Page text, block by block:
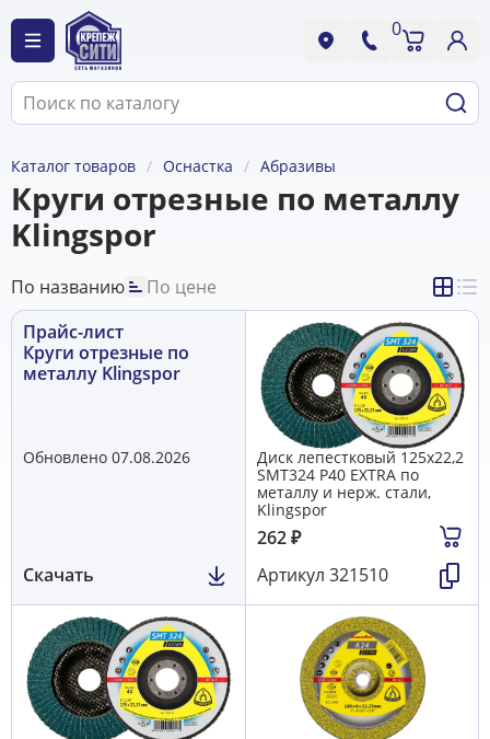
0
Каталог товаров Оснастка Абразивы
Круги отрезные по металлу
Klingspor
По названию
По цене
Прайс-лист
Круги отрезные по
металлу Klingspor
Обновлено 07.08.2026
Скачать
Диск лепестковый 125х22,2
SMT324 P40 EXTRA по
металлу и нерж. стали,
Klingspor
262₽
Артикул 321510